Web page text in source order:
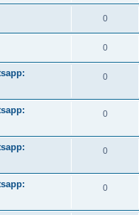
0
0
0
0
0
0